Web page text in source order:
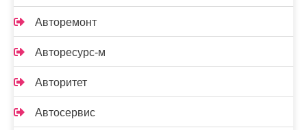
Авторемонт
Авторесурс-м
Авторитет
Автосервис